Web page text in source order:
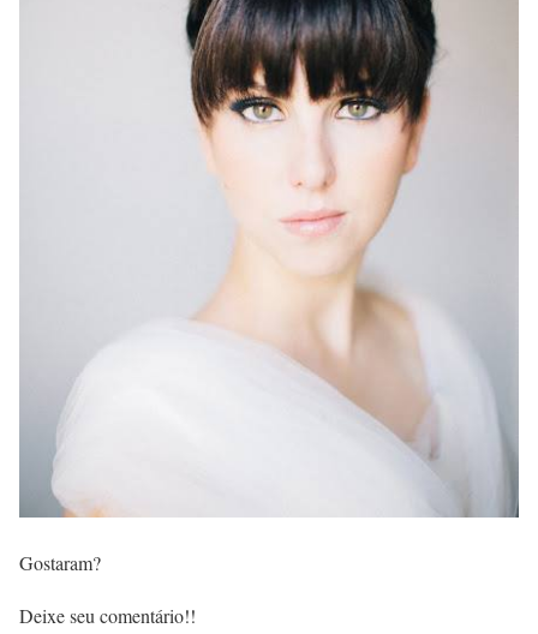
Gostaram?
Deixe seu comentário!!